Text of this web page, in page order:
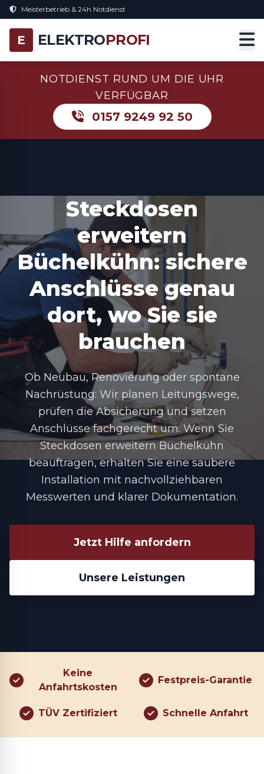
Meisterbetrieb & 24h Notdienst
E ELEKTROPROFI
NOTDIENST RUND UM DIE UHR
VERFÜGBAR
0157 9249 92 50
Steckdosen
erweitern
Büchelkühn: sichere
Anschlüsse genau
dort, wo Sie sie
brauchen
Ob Neubau, Renovierung oder spontane
Nachrüstung: Wir planen Leitungswege,
prüfen die Absicherung und setzen
Anschlüsse fachgerecht um. Wenn Sie
Steckdosen erweitern Büchelkühn
beauftragen, erhalten Sie eine saubere
Installation mit nachvollziehbaren
Messwerten und klarer Dokumentation.
Jetzt Hilfe anfordern
Unsere Leistungen
Keine
Anfahrtskosten
Festpreis-Garantie
TÜV Zertifiziert Schnelle Anfahrt